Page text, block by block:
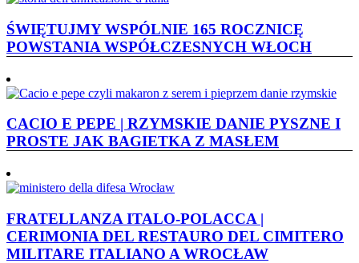
ŚWIĘTUJMY WSPÓLNIE 165 ROCZNICĘ
POWSTANIA WSPÓŁCZESNYCH WŁOCH
CACIO E PEPE | RZYMSKIE DANIE PYSZNE I
PROSTE JAK BAGIETKA Z MASŁEM
FRATELLANZA ITALO-POLACCA |
CERIMONIA DEL RESTAURO DEL CIMITERO
MILITARE ITALIANO A WROCŁAW